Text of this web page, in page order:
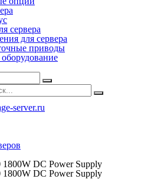
сервера
для сервера
приводы
server.ru
DC Power Supply
DC Power Supply